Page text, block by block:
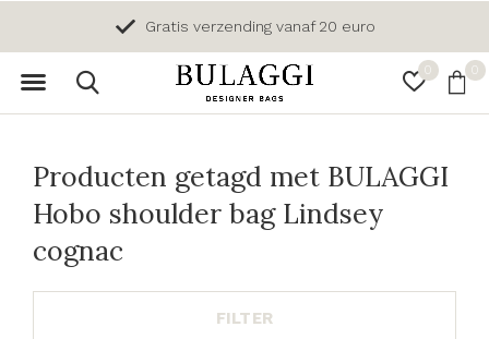
0 0
Gratis verzending vanaf 20 euro
Producten getagd met BULAGGI
Hobo shoulder bag Lindsey
cognac
FILTER